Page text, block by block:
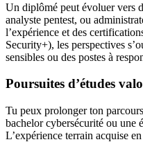
Un diplômé peut évoluer vers
analyste pentest, ou
l’expérience et des
Security+), les perspectives
sensibles ou des postes à
Poursuites d’études
Tu peux prolonger ton
bachelor cybersécurité ou une
L’expérience terrain acquise